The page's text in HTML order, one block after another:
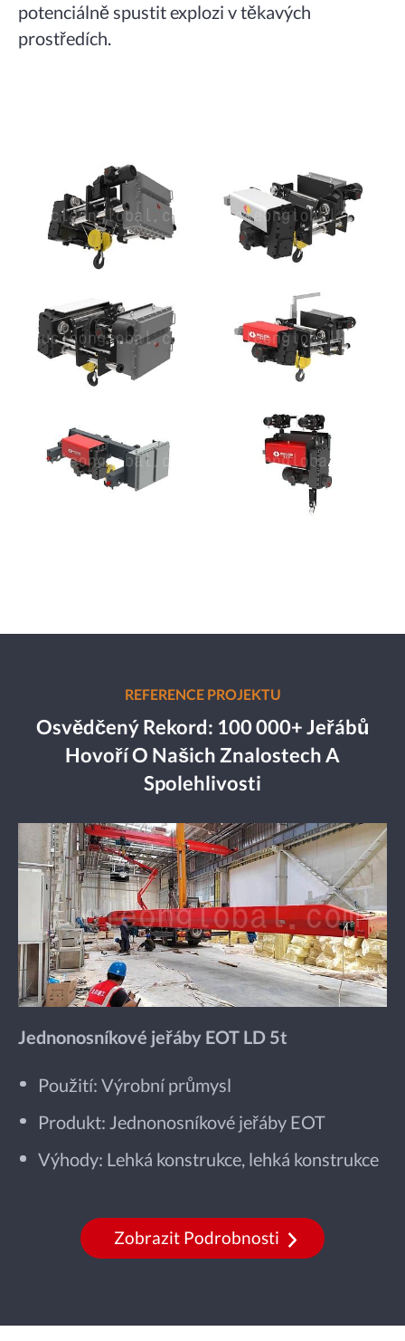
potenciálně spustit explozi v těkavých
prostředích.
REFERENCE PROJEKTU
Osvědčený Rekord: 100 000+ Jeřábů
Hovoří O Našich Znalostech A
Spolehlivosti
Jednonosníkové jeřáby EOT LD 5t
Použití: Výrobní průmysl
Produkt: Jednonosníkové jeřáby EOT
Výhody: Lehká konstrukce, lehká konstrukce
Zobrazit Podrobnosti